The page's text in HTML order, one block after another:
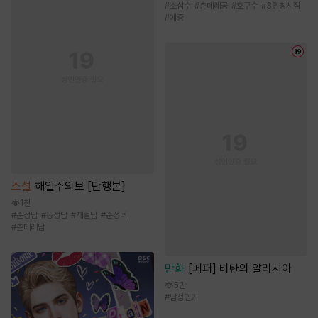
소설 해일주의보 [단행본]
1천
#순정남 #동정남 # 재벌남 #순정녀
#츤데레남
#소심수 #츤데레공 #호구수 #3인칭시점
#애증
만화 [페퍼] 비탄의 알리시아
5만
#남성인기